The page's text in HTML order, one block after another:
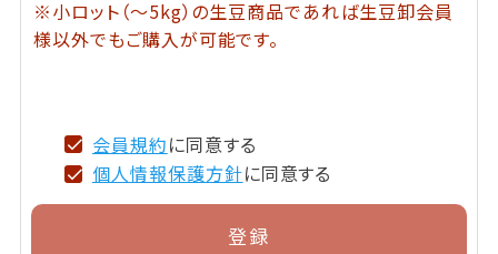
※小ロット（～5kg）の生豆商品であれば生豆卸会員
様以外でもご購入が可能です。
会員規約に同意する
個人情報保護方針に同意する
登録